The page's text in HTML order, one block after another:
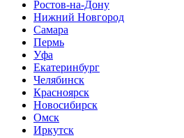
Ростов-на-Дону
Нижний Новгород
Самара
Пермь
Уфа
Екатеринбург
Челябинск
Красноярск
Новосибирск
Омск
Иркутск